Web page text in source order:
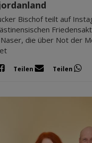
Bischof teilt auf
die über Not der
Teilen Teilen